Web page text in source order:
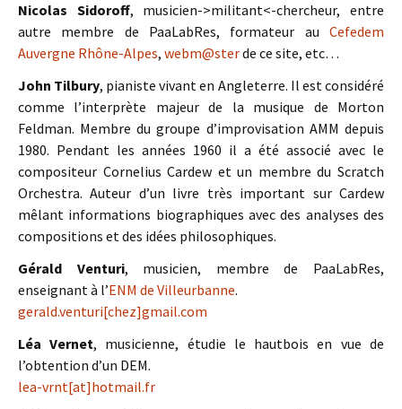
Nicolas Sidoroff, musicien->militant<-chercheur, entre
autre membre de PaaLabRes, formateur au Cefedem
Auvergne Rhône-Alpes, webm@sterde ce site, etc…
John Tilbury, pianiste vivant en Angleterre. Il est considéré
comme l’interprète majeur de la musique de Morton
Feldman. Membre du groupe d’improvisation AMM depuis
1980. Pendant les années 1960 il a été associé avec le
compositeur Cornelius Cardew et un membre du Scratch
Orchestra. Auteur d’un livre très important sur Cardew
mêlant informations biographiques avec des analyses des
compositions et des idées philosophiques.
Gérald Venturi, musicien, membre de PaaLabRes,
enseignant à l’ENM de Villeurbanne.
gerald.venturi[chez]gmail.com
Léa Vernet, musicienne, étudie le hautbois en vue de
l’obtention d’un DEM.
lea-vrnt[at]hotmail.fr